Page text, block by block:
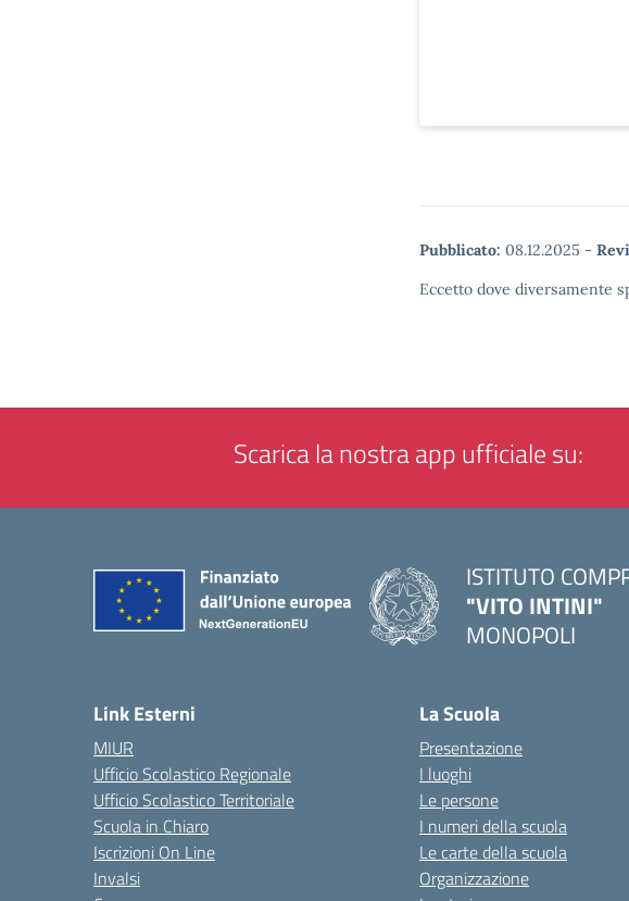
Pubblicato: 08.12.2025 -
Eccetto dove diversamente
Scarica la nostra app ufficiale su:
ISTITUTO
"VITO INTINI"
MONOPOLI
Link Esterni
MIUR
Ufficio Scolastico Regionale
Ufficio Scolastico Territoriale
Scuola in Chiaro
Iscrizioni On Line
Invalsi
La Scuola
Presentazione
I luoghi
Le persone
I numeri della scuola
Le carte della scuola
Organizzazione